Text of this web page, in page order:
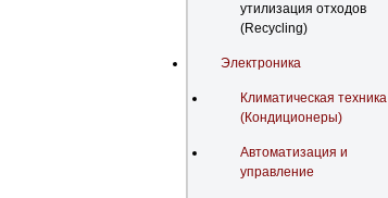
утилизация отходов
(Recycling)
Электроника
Климатическая техника
(Кондиционеры)
Автоматизация и
управление